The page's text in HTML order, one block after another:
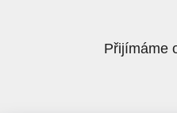
Přijímáme